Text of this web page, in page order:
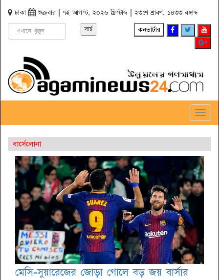
ঢাকা
শুক্রবার | ৭ই আগস্ট, ২০২৬ খ্রিস্টাব্দ | ২৩শে শ্রাবণ, ১৪৩৩ বঙ্গাব্দ
কনভার্টার
বার্সেলোনা
মেসি-সুয়ারেজের জোড়া গোলে বড় জয় বার্সার